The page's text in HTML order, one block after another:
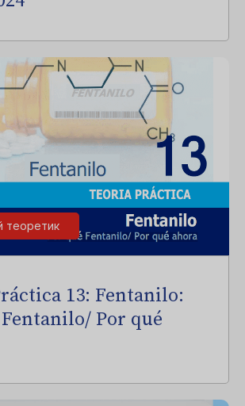
теоретик
13: Fentanilo:
Por qué